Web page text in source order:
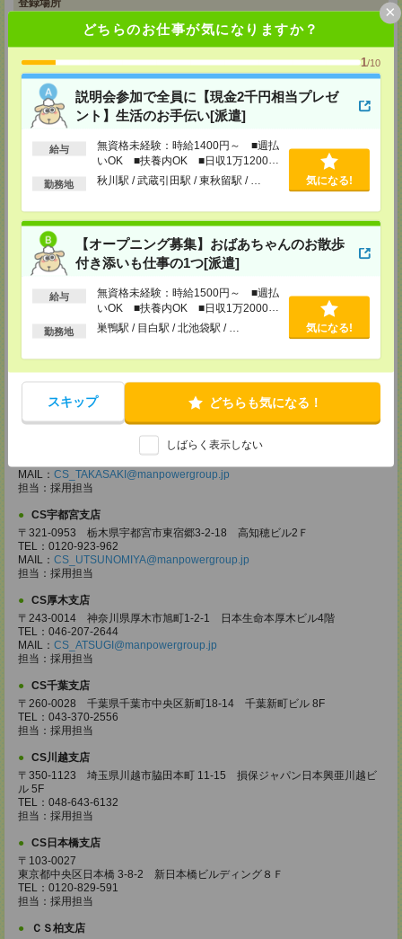
どちらのお仕事が気になりますか？
1/10
説明会参加で全員に【現金2千円相当プレゼ
ント】生活のお手伝い[派遣]
給与
無資格未経験：時給1400円～ ■週払
いOK ■扶養内OK ■日収1万1200円
以上
勤務地 秋川駅 / 武蔵引田駅 / 東秋留駅 / … 気になる!
【オープニング募集】おばあちゃんのお散歩
付き添いも仕事の1つ[派遣]
給与
無資格未経験：時給1500円～ ■週払
いOK ■扶養内OK ■日収1万2000円
以上
勤務地 巣鴨駅 / 目白駅 / 北池袋駅 / … 気になる!
スキップ どちらも気になる！
しばらく表示しない
×
登録場所
CS新宿支店
東京都新宿区西新宿 1-6-1 新宿エルタワー 17F
TEL：0120-659-458
MAIL： CS_SHINJUKU@manpowergroup.jp
担当：採用担当
〒190-0012
東京都立川市曙町2-34-7 ファーレイーストビル 8F
TEL：0120-659-460
MAIL：CS_TACHIKAWA@manpowergroup.jp
CS横浜支店
〒220-8136
神奈川県横浜市西区みなとみらい 2-2-1 横浜ランドマークタワー36F
TEL：0120-659-459
MAIL：CS_YOKOHAMA@manpowergroup.jp
担当：採用担当
CS大宮支店
ウイング 9階
TEL：0120-769-355
CS_OMIYA@manpowergroup.jp
担当：採用担当
〒370-0831 群馬県高崎市あら町167 高崎第一生命ビルディング11Ｆ
MAIL： CS_TAKASAKI@manpowergroup.jp
担当：採用担当
CS宇都宮支店
〒321-0953 栃木県宇都宮市東宿郷3-2-18 高知穂ビル2Ｆ
TEL：0120-923-962
MAIL： CS_UTSUNOMIYA@manpowergroup.jp
担当：採用担当
CS厚木支店
〒243-0014 神奈川県厚木市旭町1-2-1 日本生命本厚木ビル4階
TEL：046-207-2644
MAIL： CS_ATSUGI@manpowergroup.jp
担当：採用担当
CS千葉支店
〒260-0028 千葉県千葉市中央区新町18-14 千葉新町ビル 8F
TEL：043-370-2556
担当：採用担当
CS川越支店
〒350-1123 埼玉県川越市脇田本町 11-15 損保ジャパン日本興亜川越ビ
ル 5F
TEL：048-643-6132
担当：採用担当
CS日本橋支店
〒103-0027
東京都中央区日本橋 3-8-2 新日本橋ビルディング８Ｆ
TEL：0120-829-591
担当：採用担当
ＣＳ柏支店